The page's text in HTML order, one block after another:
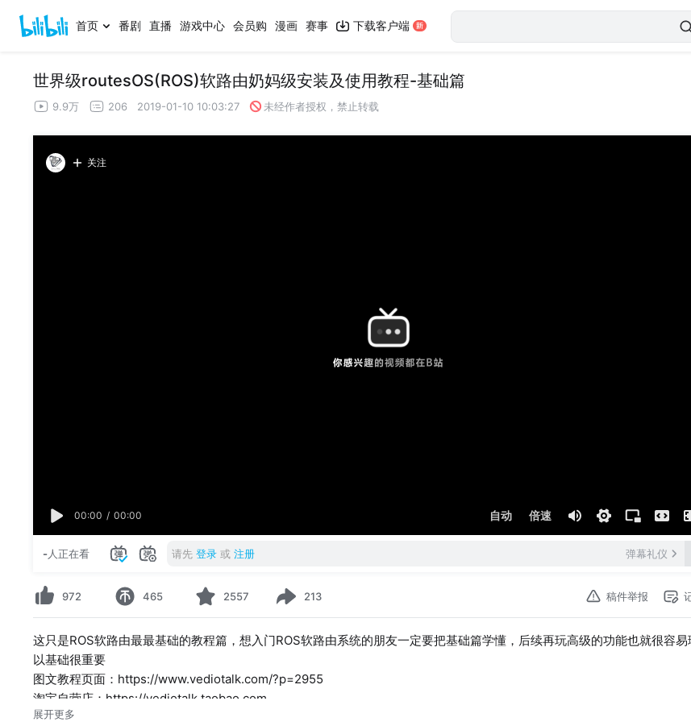
首页 番剧 直播 游戏中心 会员购 漫画 赛事 下载客户端
世界级routesOS(ROS)软路由奶妈级安装及使用教程-基础篇
9.9万 206 2019-01-10 10:03:27 未经作者授权，禁止转载
关注
00:00 / 00:00 自动 倍速
-人正在看 请先 登录 或 注册 弹幕礼仪
972 465 2557 213 稿件举报
这只是ROS软路由最最基础的教程篇，想入门ROS软路由系统的朋友一定要把基础篇学懂，后续再玩高级的功能也就很容
以基础很重要
图文教程页面：https://www.vediotalk.com/?p=2955
淘宝自营店：https://vediotalk.taobao.com
加入Telegram讨论组：https://t.me/VedioTalkGroup
展开更多